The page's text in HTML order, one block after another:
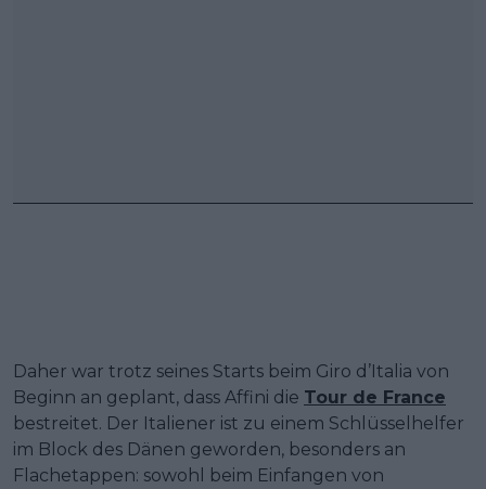
Daher war trotz seines Starts beim Giro d’Italia von
Beginn an geplant, dass Affini die Tour de France
bestreitet. Der Italiener ist zu einem Schlüsselhelfer
im Block des Dänen geworden, besonders an
Flachetappen: sowohl beim Einfangen von